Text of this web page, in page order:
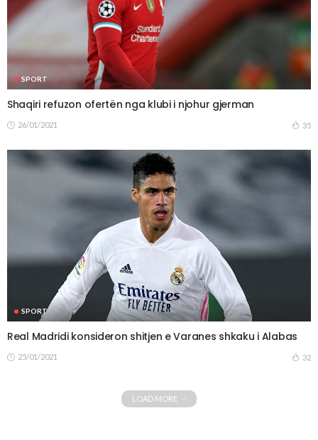
SPORT
Shaqiri refuzon ofertën nga klubi i njohur gjerman
26/01/2021 35
SPORT
Real Madridi konsideron shitjen e Varanes shkaku i Alabas
25/01/2021 32
LOAD MORE